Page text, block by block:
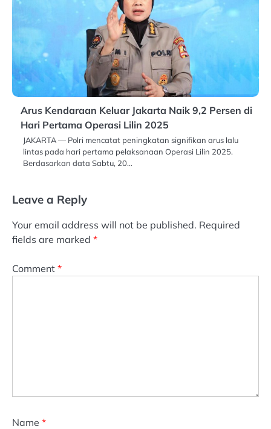
Arus Kendaraan Keluar Jakarta Naik 9,2 Persen di
Hari Pertama Operasi Lilin 2025
JAKARTA — Polri mencatat peningkatan signifikan arus lalu
lintas pada hari pertama pelaksanaan Operasi Lilin 2025.
Berdasarkan data Sabtu, 20…
Leave a Reply
Your email address will not be published. Required
fields are marked *
Comment *
Name *